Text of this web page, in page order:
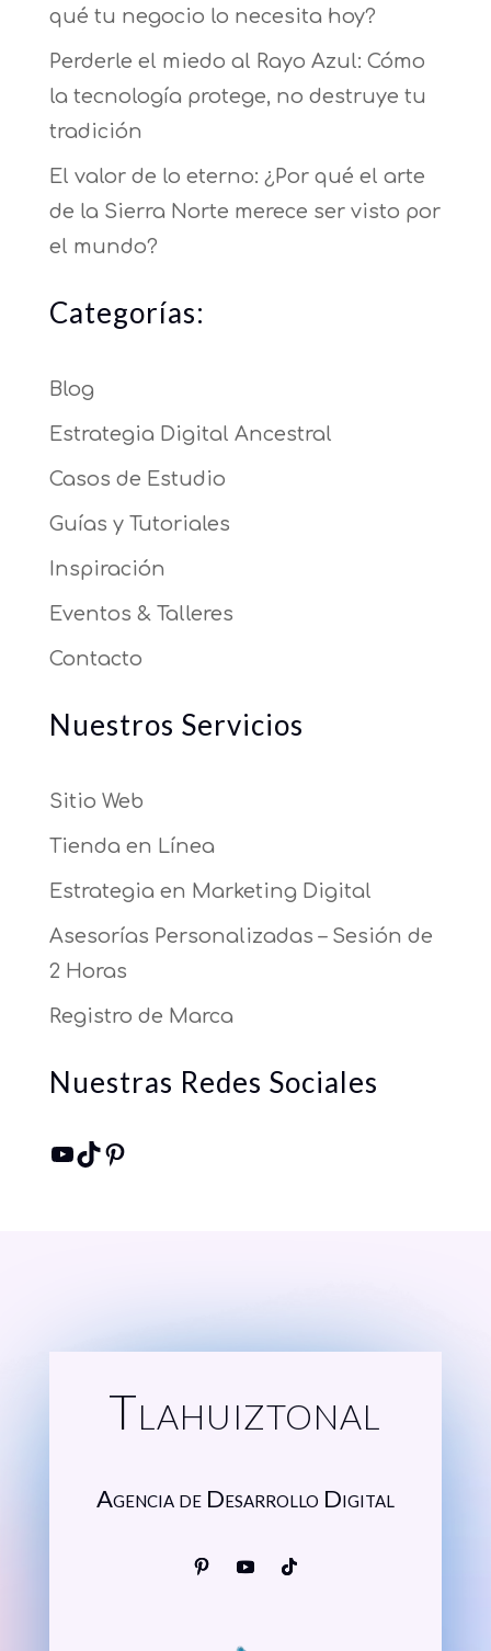
qué tu negocio lo necesita hoy?
Perderle el miedo al Rayo Azul: Cómo
la tecnología protege, no destruye tu
tradición
El valor de lo eterno: ¿Por qué el arte
de la Sierra Norte merece ser visto por
el mundo?
Categorías:
Blog
Estrategia Digital Ancestral
Casos de Estudio
Guías y Tutoriales
Inspiración
Eventos & Talleres
Contacto
Nuestros Servicios
Sitio Web
Tienda en Línea
Estrategia en Marketing Digital
Asesorías Personalizadas – Sesión de
2 Horas
Registro de Marca
Nuestras Redes Sociales
YouTube
TikTok
Pinterest
Tlahuiztonal
Agencia de Desarrollo Digital